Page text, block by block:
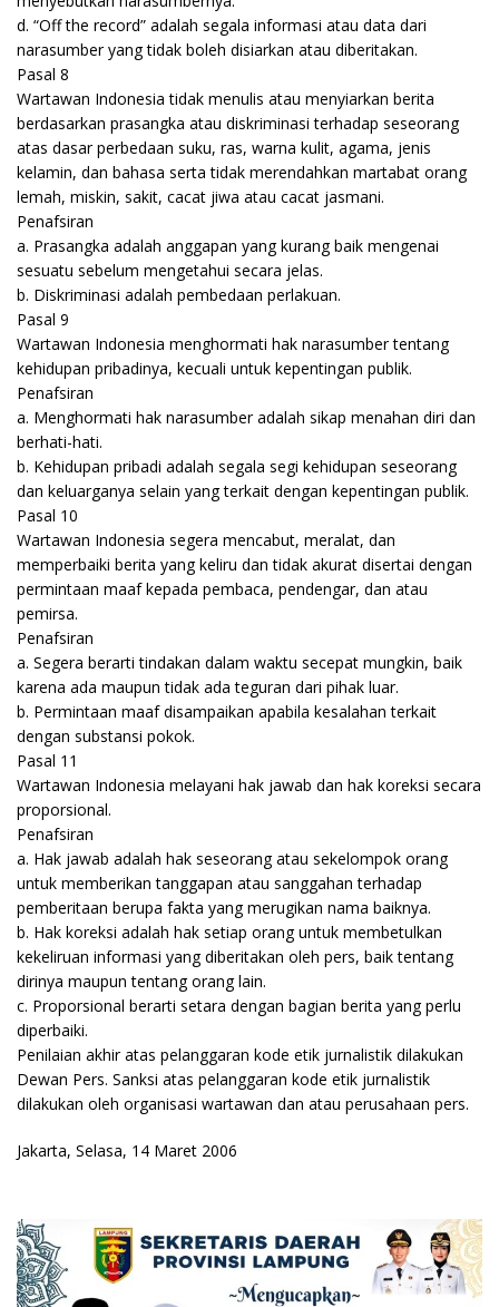
d. “Off the record” adalah segala informasi atau data dari
narasumber yang tidak boleh disiarkan atau diberitakan.
Pasal 8
Wartawan Indonesia tidak menulis atau menyiarkan berita
berdasarkan prasangka atau diskriminasi terhadap seseorang
atas dasar perbedaan suku, ras, warna kulit, agama, jenis
kelamin, dan bahasa serta tidak merendahkan martabat orang
lemah, miskin, sakit, cacat jiwa atau cacat jasmani.
Penafsiran
a. Prasangka adalah anggapan yang kurang baik mengenai
sesuatu sebelum mengetahui secara jelas.
b. Diskriminasi adalah pembedaan perlakuan.
Pasal 9
Wartawan Indonesia menghormati hak narasumber tentang
kehidupan pribadinya, kecuali untuk kepentingan publik.
Penafsiran
a. Menghormati hak narasumber adalah sikap menahan diri dan
berhati-hati.
b. Kehidupan pribadi adalah segala segi kehidupan seseorang
dan keluarganya selain yang terkait dengan kepentingan publik.
Pasal 10
Wartawan Indonesia segera mencabut, meralat, dan
memperbaiki berita yang keliru dan tidak akurat disertai dengan
permintaan maaf kepada pembaca, pendengar, dan atau
pemirsa.
Penafsiran
a. Segera berarti tindakan dalam waktu secepat mungkin, baik
karena ada maupun tidak ada teguran dari pihak luar.
b. Permintaan maaf disampaikan apabila kesalahan terkait
dengan substansi pokok.
Pasal 11
Wartawan Indonesia melayani hak jawab dan hak koreksi secara
proporsional.
Penafsiran
a. Hak jawab adalah hak seseorang atau sekelompok orang
untuk memberikan tanggapan atau sanggahan terhadap
pemberitaan berupa fakta yang merugikan nama baiknya.
b. Hak koreksi adalah hak setiap orang untuk membetulkan
kekeliruan informasi yang diberitakan oleh pers, baik tentang
dirinya maupun tentang orang lain.
c. Proporsional berarti setara dengan bagian berita yang perlu
diperbaiki.
Penilaian akhir atas pelanggaran kode etik jurnalistik dilakukan
Dewan Pers. Sanksi atas pelanggaran kode etik jurnalistik
dilakukan oleh organisasi wartawan dan atau perusahaan pers.
Jakarta, Selasa, 14 Maret 2006